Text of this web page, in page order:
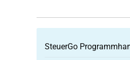
SteuerGo